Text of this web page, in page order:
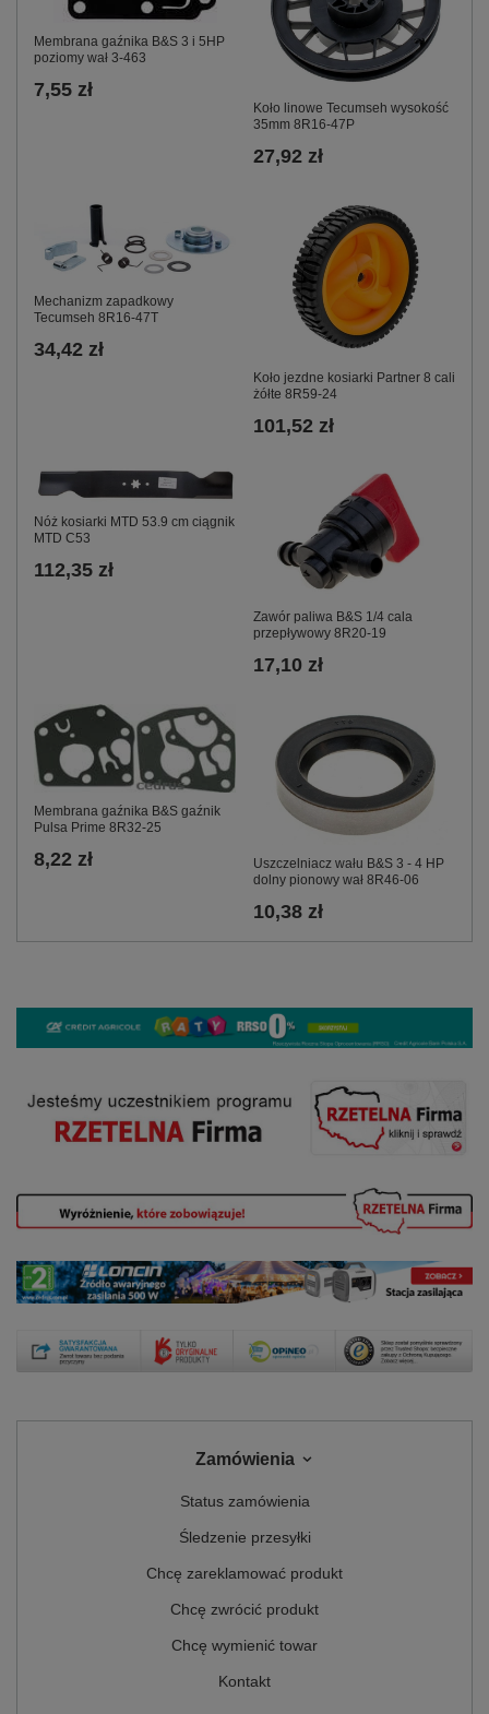
Membrana gaźnika B&S 3 i 5HP
poziomy wał 3-463
7,55 zł
Koło linowe Tecumseh wysokość
35mm 8R16-47P
27,92 zł
Mechanizm zapadkowy
Tecumseh 8R16-47T
34,42 zł
Koło jezdne kosiarki Partner 8 cali
żółte 8R59-24
101,52 zł
Nóż kosiarki MTD 53.9 cm ciągnik
MTD C53
112,35 zł
Zawór paliwa B&S 1/4 cala
przepływowy 8R20-19
17,10 zł
Membrana gaźnika B&S gaźnik
Pulsa Prime 8R32-25
8,22 zł
Uszczelniacz wału B&S 3 - 4 HP
dolny pionowy wał 8R46-06
10,38 zł
Zamówienia
Status zamówienia
Śledzenie przesyłki
Chcę zareklamować produkt
Chcę zwrócić produkt
Chcę wymienić towar
Kontakt